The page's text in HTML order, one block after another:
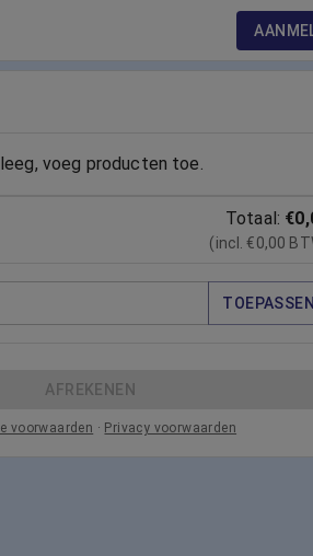
voeg producten toe.
Totaal:
(incl. €0,00
TOEPASSEN
AFREKENEN
voorwaarden · Privacy voorwaarden